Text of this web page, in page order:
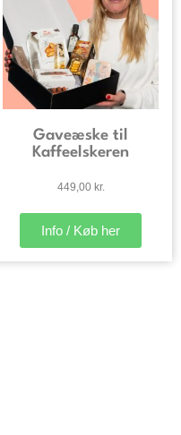
Gaveæske til
Kaffeelskeren
449,00 kr.
Info / Køb her